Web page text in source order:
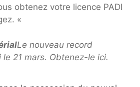
obtenez votre licence PADI
«
Le nouveau record
21 mars. Obtenez-le ici.